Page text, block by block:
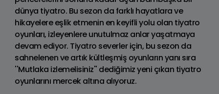
dünya tiyatro. Bu sezon da farklı hayatlara ve
hikayelere eşlik etmenin en keyifli yolu olan tiyatro
oyunları, izleyenlere unutulmaz anlar yaşatmaya
devam ediyor. Tiyatro severler için, bu sezon da
sahnelenen ve artık kültleşmiş oyunların yanı sıra
''Mutlaka izlemelisiniz'' dediğimiz yeni çıkan tiyatro
oyunlarını mercek altına alıyoruz.